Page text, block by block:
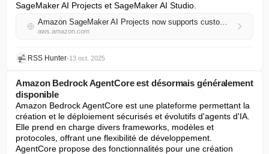
SageMaker AI Projects et SageMaker AI Studio.
Amazon SageMaker AI Projects now supports custom template S3 provisioning
aws.amazon.com
RSS Hunter•13 oct. 2025
Amazon Bedrock AgentCore est désormais généralement
disponible
Amazon Bedrock AgentCore est une plateforme permettant la
création et le déploiement sécurisés et évolutifs d'agents d'IA.
Elle prend en charge divers frameworks, modèles et
protocoles, offrant une flexibilité de développement.
AgentCore propose des fonctionnalités pour une création